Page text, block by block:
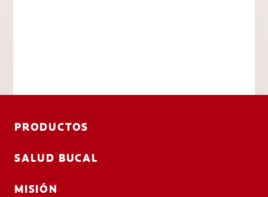
PRODUCTOS
SALUD BUCAL
MISIÓN